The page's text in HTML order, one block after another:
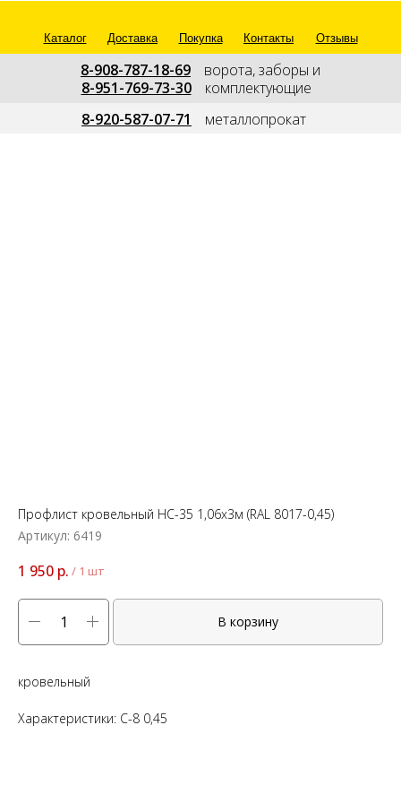
8-908-787-18-69
ворота, заборы и
8-951-769-73-30--- комплектующие
8-920-587-07-71 металлопрокат
Каталог Доставка Покупка Отзывы
Контакты
Профлист кровельный НС-35 1,06x3м (RAL 8017-0,45)
Артикул: 6419
1 950 р. / 1 шт
В корзину
кровельный
Характеристики: C-8 0,45